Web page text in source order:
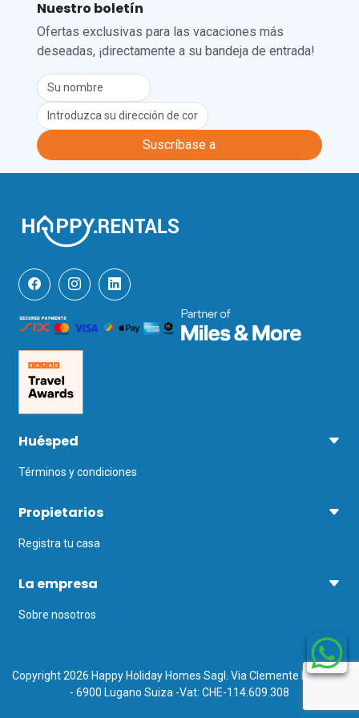
Algunas de las atracciones de visita
minutos en coche), Chaplin's World (a 40
minutos en coche) y el castillo de Aigle
(a 25 minutos en coche).
El aeropuerto más cercano es el de
Ginebra, a 1 hora y 30 minutos en
Nuestro boletín
Ofertas exclusivas para las vacaciones más
deseadas, ¡directamente a su bandeja de entrada!
Suscríbase a
Huésped
Términos y condiciones
Propietarios
Registra tu casa
La empresa
Sobre nosotros
Copyright 2026 Happy Holiday Homes Sagl. Via Clemente Maraini 5
- 6900 Lugano Suiza -Vat: CHE-114.609.308